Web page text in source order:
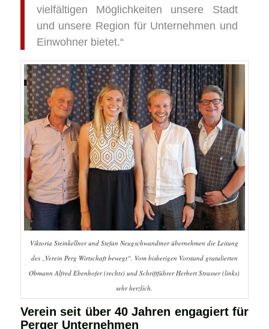
vielfältigen Möglichkeiten unsere Stadt
und unsere Region für Unternehmen und
Einwohner bietet.“
Viktoria Steinkellner und Stefan Neugschwandtner übernehmen die Leitung
des „Verein Perg Wirtschaft bewegt“. Vom bisherigen Vorstand gratulierten
Obmann Alfred Ebenhofer (rechts) und Schriftführer Herbert Strasser (links)
sehr herzlich.
Verein seit über 40 Jahren engagiert für
Perger Unternehmen